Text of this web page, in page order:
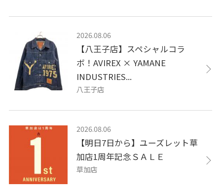
2026.08.06
【八王子店】スペシャルコラ
ボ！AVIREX × YAMANE
INDUSTRIES...
八王子店
2026.08.06
【明日7日から】ユーズレット草
加店1周年記念ＳＡＬＥ
草加店